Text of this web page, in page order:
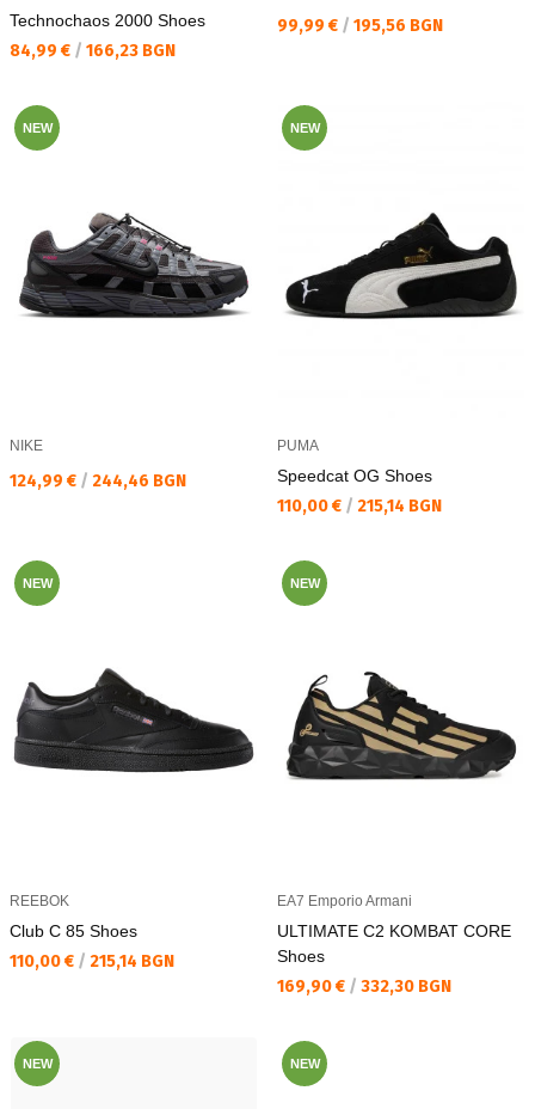
Technochaos 2000 Shoes
Текуща цена:
84,99 € / 166,23 BGN
Текуща цена:
99,99 € / 195,56 BGN
NEW
NIKE
Текуща цена:
124,99 € / 244,46 BGN
NEW
PUMA
Speedcat OG Shoes
Текуща цена:
110,00 € / 215,14 BGN
NEW
REEBOK
Club C 85 Shoes
Текуща цена:
110,00 € / 215,14 BGN
NEW
EA7 Emporio Armani
ULTIMATE C2 KOMBAT CORE
Shoes
Текуща цена:
169,90 € / 332,30 BGN
NEW NEW